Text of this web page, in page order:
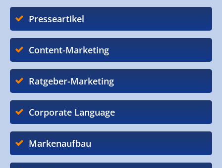
Presseartikel
Content-Marketing
Ratgeber-Marketing
Corporate Language
Markenaufbau